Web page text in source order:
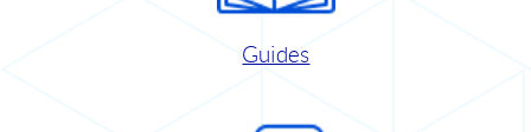
Guides